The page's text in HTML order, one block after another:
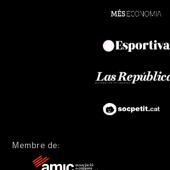
Membre de: